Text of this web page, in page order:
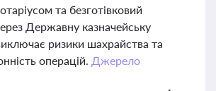
та безготівковий
Державну казначейську
ризики шахрайства та
операцій. Джерело